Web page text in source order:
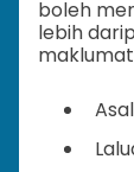
boleh
lebih